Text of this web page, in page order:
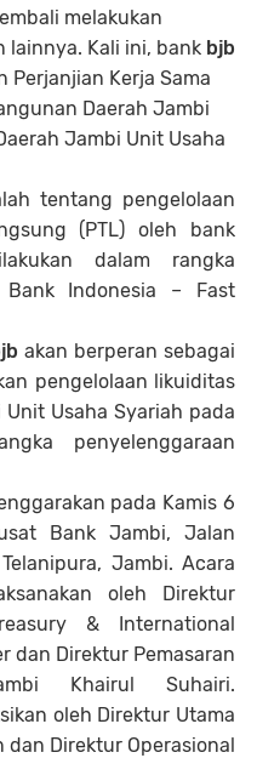
melakukan
lainnya. Kali ini, bank bjb
Perjanjian Kerja Sama
Daerah Jambi
Jambi Unit Usaha
tentang pengelolaan
(PTL) oleh bank
dalam rangka
Bank Indonesia – Fast
akan berperan sebagai
pengelolaan likuiditas
Usaha Syariah pada
penyelenggaraan
pada Kamis 6
Bank Jambi, Jalan
Jambi. Acara
oleh Direktur
& International
dan Direktur Pemasaran
Khairul Suhairi.
oleh Direktur Utama
dan Direktur Operasional